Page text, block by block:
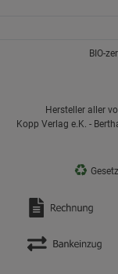
BIO-
Hersteller aller
Kopp Verlag e.K. -
♻